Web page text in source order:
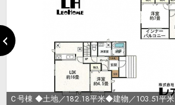
Ｃ号棟 ◆土地／182.18平米◆建物／103.51平米